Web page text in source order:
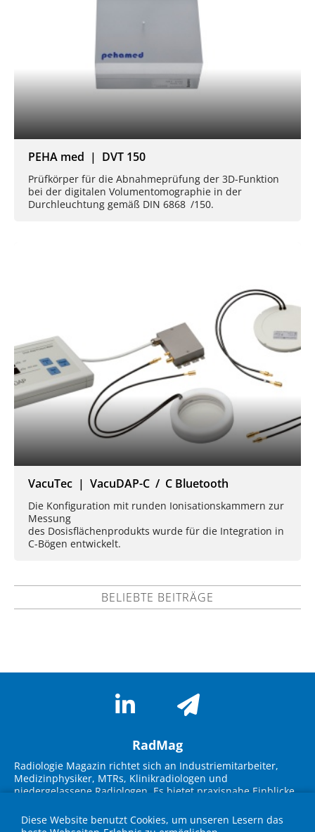
PEHA med | DVT 150
Prüfkörper für die Abnahmeprüfung der 3D-Funktion
bei der digitalen Volumentomographie in der
Durchleuchtung gemäß DIN 6868 /150.
VacuTec | VacuDAP-C / C Bluetooth
Die Konfiguration mit runden Ionisationskammern zur
Messung
des Dosisflächenprodukts wurde für die Integration in
C-Bögen entwickelt.
BELIEBTE BEITRÄGE
RadMag
Radiologie Magazin richtet sich an Industriemitarbeiter,
Medizinphysiker, MTRs, Klinikradiologen und
niedergelassene Radiologen. Es bietet praxisnahe Einblicke
Lösungen. Im Fokus stehen Themen wie KI-Integration,
Workflow-Optimierung, strukturierte Befundung und
Diese Website benutzt Cookies, um unseren Lesern das